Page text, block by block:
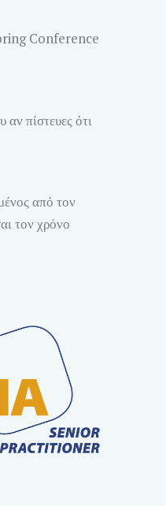
Conference
πίστευες ότι
από τον
τον χρόνο